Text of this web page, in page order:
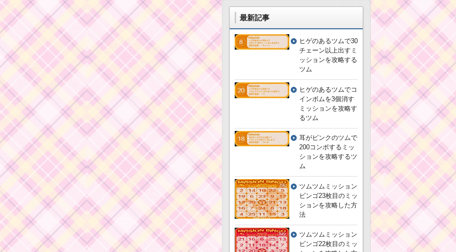
最新記事
ヒゲのあるツムで30
チェーン以上出すミ
ッションを攻略する
ツム
ヒゲのあるツムでコ
インボムを3個消す
ミッションを攻略す
るツム
耳がピンクのツムで
200コンボするミッ
ションを攻略するツ
ム
ツムツムミッション
ビンゴ23枚目のミッ
ションを攻略した方
法
ツムツムミッション
ビンゴ22枚目のミッ